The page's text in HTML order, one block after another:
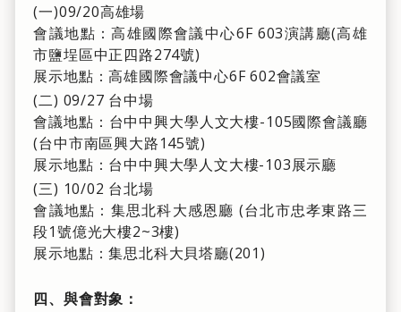
(一)09/20高雄場
會議地點：高雄國際會議中心6F 603演講廳(高雄
市鹽埕區中正四路274號)
展示地點：高雄國際會議中心6F 602會議室
(二) 09/27 台中場
會議地點：台中中興大學人文大樓-105國際會議廳
(台中市南區興大路145號)
展示地點：台中中興大學人文大樓-103展示廳
(三) 10/02 台北場
會議地點：集思北科大感恩廳 (台北市忠孝東路三
段1號億光大樓2~3樓)
展示地點：集思北科大貝塔廳(201)
四、與會對象：